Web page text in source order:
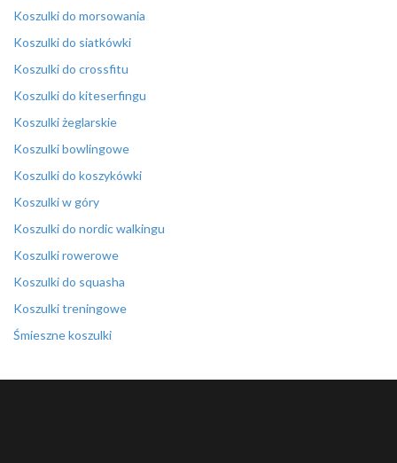
Koszulki do morsowania
Koszulki do siatkówki
Koszulki do crossfitu
Koszulki do kiteserfingu
Koszulki żeglarskie
Koszulki bowlingowe
Koszulki do koszykówki
Koszulki w góry
Koszulki do nordic walkingu
Koszulki rowerowe
Koszulki do squasha
Koszulki treningowe
Śmieszne koszulki